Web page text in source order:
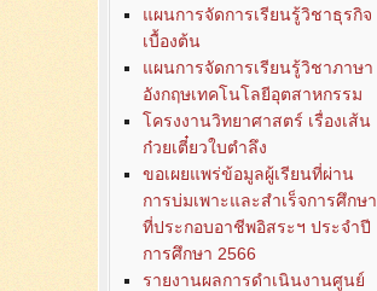
แผนการจัดการเรียนรู้วิชาธุรกิจ
เบื้องต้น
แผนการจัดการเรียนรู้วิชาภาษา
อังกฤษเทคโนโลยีอุตสาหกรรม
โครงงานวิทยาศาสตร์ เรื่องเส้น
ก๋วยเตี๋ยวใบตำลึง
ขอเผยแพร่ข้อมูลผู้เรียนที่ผ่าน
การบ่มเพาะและสำเร็จการศึกษา
ที่ประกอบอาชีพอิสระฯ ประจำปี
การศึกษา 2566
รายงานผลการดำเนินงานศูนย์